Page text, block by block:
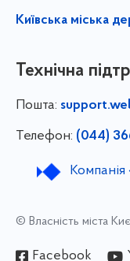
Київська міська
Технічна
Пошта:
Телефон: (044)
© Власність міста
Facebook